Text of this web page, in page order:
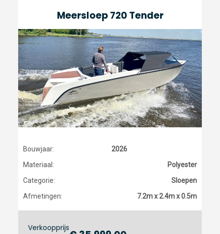
Meersloep 720 Tender
Bouwjaar:
2026
Materiaal:
Polyester
Categorie:
Sloepen
Afmetingen:
7.2m x 2.4m x 0.5m
Verkoopprijs